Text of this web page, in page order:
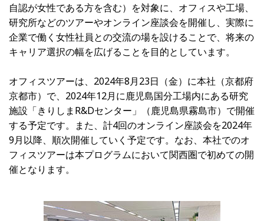
自認が女性である方を含む）を対象に、オフィスや工場、
研究所などのツアーやオンライン座談会を開催し、実際に
企業で働く女性社員との交流の場を設けることで、将来の
キャリア選択の幅を広げることを目的としています。
オフィスツアーは、2024年8月23日（金）に本社（京都府
京都市）で、2024年12月に鹿児島国分工場内にある研究
施設「きりしまR&Dセンター」（鹿児島県霧島市）で開催
する予定です。また、計4回のオンライン座談会を2024年
9月以降、順次開催していく予定です。なお、本社でのオ
フィスツアーは本プログラムにおいて関西圏で初めての開
催となります。